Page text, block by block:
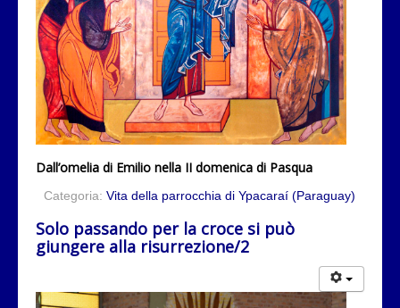
Dall’omelia di Emilio nella II domenica di Pasqua
Categoria: Vita della parrocchia di Ypacaraí (Paraguay)
Solo passando per la croce si può
giungere alla risurrezione/2